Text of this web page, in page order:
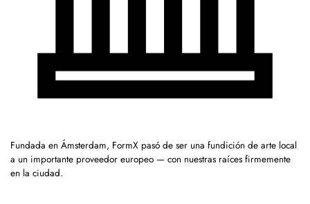
Fundada en Ámsterdam, FormX pasó de ser una fundición de arte local
a un importante proveedor europeo — con nuestras raíces firmemente
en la ciudad.